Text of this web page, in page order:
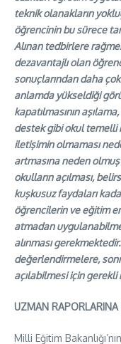
teknik olanakların
öğrencinin bu sürece
Alınan tedbirlere
dezavantajlı olan
sonuçlarından daha
anlamda yükseldiği
kapatılmasının
destek gibi okul temelli
iletişimin olmaması
artmasına neden
okulların açılması,
kuşkusuz faydaları
öğrencilerin ve eğitim
atmadan
alınması
değerlendirmelere,
açılabilmesi için gerekli
UZMAN RAPORLARINA
Milli Eğitim